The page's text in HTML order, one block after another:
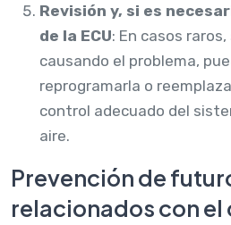
Revisión y, si es
de la ECU: En casos
causando el problema,
reprogramarla o
control adecuado del
aire.
Prevención de
relacionados con